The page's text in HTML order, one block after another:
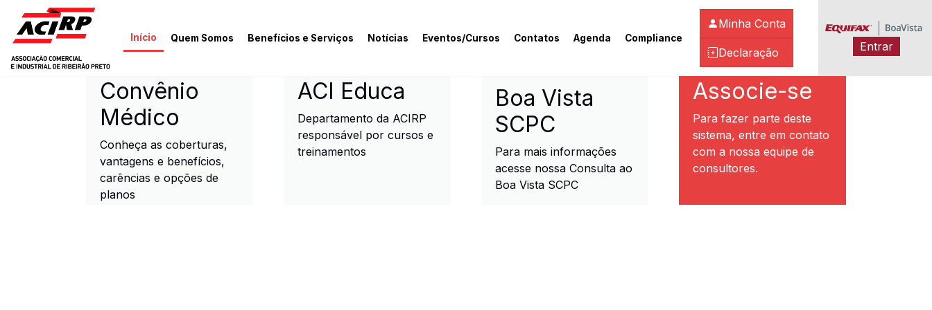
Pular para o conteúdo principal
Início Quem Somos Benefícios e Serviços Notícias Eventos/Cursos Contatos Agenda Compliance
Minha Conta
Declaração Entrar
ACIRP - Associação Comercial e Industrial de Ribeirão Preto
Convênio
Médico
Conheça as coberturas,
vantagens e benefícios,
carências e opções de
planos
ACI Educa
Departamento da ACIRP
responsável por cursos e
treinamentos
Boa Vista
SCPC
Para mais informações
acesse nossa Consulta ao
Boa Vista SCPC
Associe-se
Para fazer parte deste
sistema, entre em contato
com a nossa equipe de
consultores.